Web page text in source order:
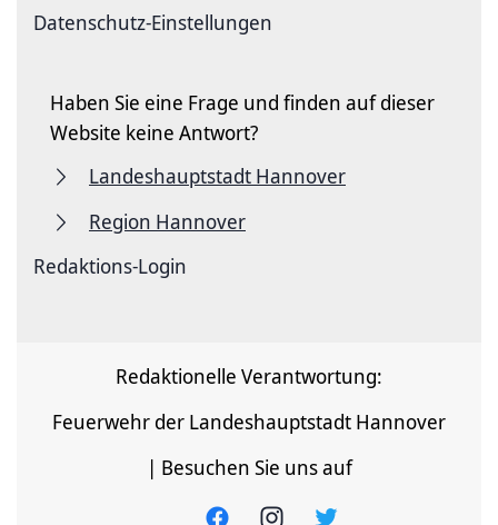
Datenschutz-Einstellungen
Haben Sie eine Frage und finden auf dieser
Website keine Antwort?
Landeshauptstadt Hannover
Region Hannover
Redaktions-Login
Redaktionelle Verantwortung:
Feuerwehr der Landeshauptstadt Hannover
| Besuchen Sie uns auf